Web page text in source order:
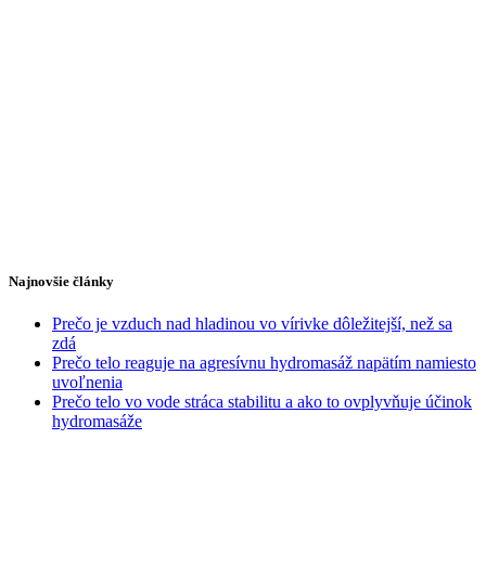
Najnovšie články
Prečo je vzduch nad hladinou vo vírivke dôležitejší, než sa
zdá
Prečo telo reaguje na agresívnu hydromasáž napätím namiesto
uvoľnenia
Prečo telo vo vode stráca stabilitu a ako to ovplyvňuje účinok
hydromasáže